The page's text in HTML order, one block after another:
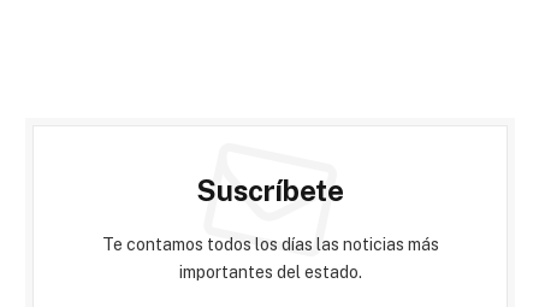
Suscríbete
Te contamos todos los días las noticias más
importantes del estado.